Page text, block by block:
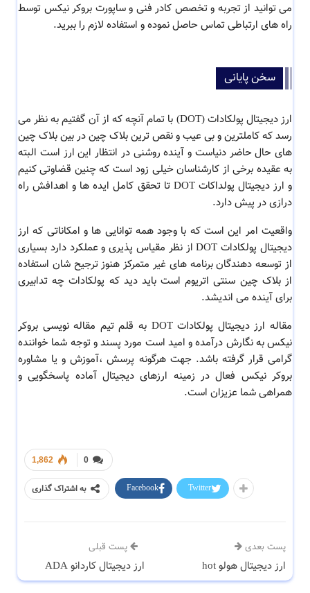
می توانید از تجربه و تخصص کادر فنی و ساپورت بروکر نیکس توسط
راه های ارتباطی تماس حاصل نموده و استفاده لازم را ببرید.
سخن پایانی
ارز دیجیتال پولکادات (DOT) با تمام آنچه که از آن گفتیم به نظر می
رسد که کاملترین و بی عیب و نقص ترین بلاک چین در بین بلاک چین
های حال حاضر دنیاست و آینده روشنی در انتظار این ارز است البته
به عقیده برخی از کارشناسان خیلی زود است که چنین قضاوتی کنیم
و ارز دیجیتال پولداکات DOT تا تحقق کامل ایده ها و اهدافش راه
درازی در پیش دارد.
واقعیت امر این است که با وجود همه توانایی ها و امکاناتی که ارز
دیجیتال پولکادات DOT از نظر مقیاس پذیری و عملکرد دارد بسیاری
از توسعه دهندگان برنامه های غیر متمرکز هنوز ترجیح شان استفاده
از بلاک چین سنتی اتریوم است باید دید که پولکادات چه تدابیری
برای آینده می اندیشد.
مقاله ارز دیجیتال پولکادات DOT به قلم تیم مقاله نویسی بروکر
نیکس به نگارش درآمده و امید است مورد پسند و توجه شما خواننده
گرامی قرار گرفته باشد. جهت هرگونه پرسش ،آموزش و یا مشاوره
بروکر نیکس فعال در زمینه ارزهای دیجیتال آماده پاسخگویی و
همراهی شما عزیزان است.
0
1,862
به اشتراک گذاری Facebook Twitter
پست قبلی
ارز دیجیتال کاردانو ADA
پست بعدی
ارز دیجیتال هولو hot